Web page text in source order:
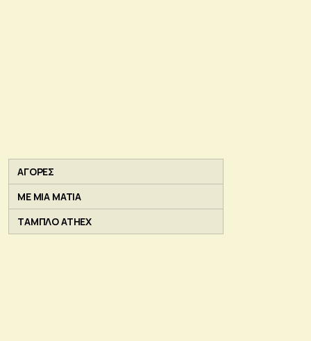
ΑΓΟΡΕΣ
ΜΕ ΜΙΑ ΜΑΤΙΑ
ΤΑΜΠΛΟ ATHEX